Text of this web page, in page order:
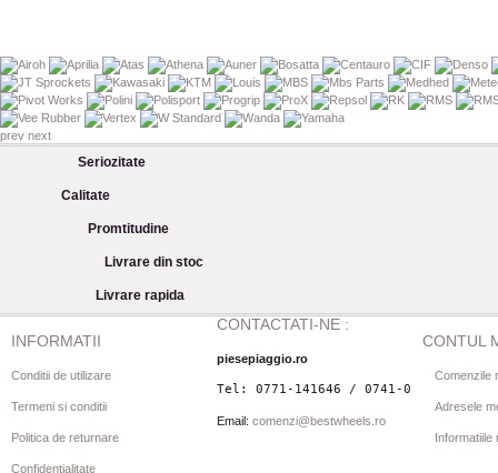
prev next
Seriozitate
Calitate
Promtitudine
Livrare din stoc
Livrare rapida
INFORMATII
Conditii de utilizare
Termeni si conditii
Politica de returnare
Confidentialitate
CONTACTATI-NE :
piesepiaggio.ro
Tel: 0771-141646 / 0741-080844
Email: comenzi@bestwheels.ro
CONTUL
Comenzile
Adresele
Informatiile